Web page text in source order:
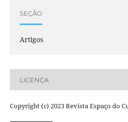
SEÇÃO
Artigos
LICENÇA
Copyright (c) 2023 Revista Espaço do